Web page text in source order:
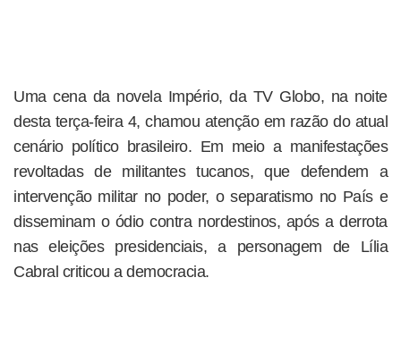
Uma cena da novela Império, da TV Globo, na noite
desta terça-feira 4, chamou atenção em razão do atual
cenário político brasileiro. Em meio a manifestações
revoltadas de militantes tucanos, que defendem a
intervenção militar no poder, o separatismo no País e
disseminam o ódio contra nordestinos, após a derrota
nas eleições presidenciais, a personagem de Lília
Cabral criticou a democracia.